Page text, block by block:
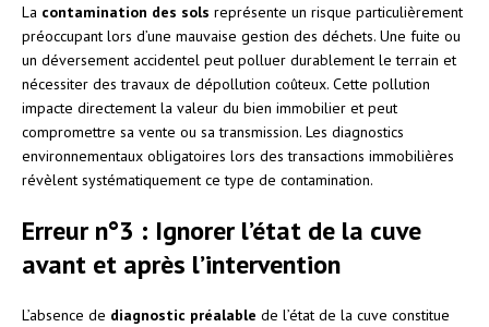
La contamination des sols représente un risque particulièrement
préoccupant lors d’une mauvaise gestion des déchets. Une fuite ou
un déversement accidentel peut polluer durablement le terrain et
nécessiter des travaux de dépollution coûteux. Cette pollution
impacte directement la valeur du bien immobilier et peut
compromettre sa vente ou sa transmission. Les diagnostics
environnementaux obligatoires lors des transactions immobilières
révèlent systématiquement ce type de contamination.
Erreur n°3 : Ignorer l’état de la cuve
avant et après l’intervention
L’absence de diagnostic préalable de l’état de la cuve constitue